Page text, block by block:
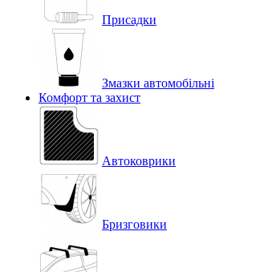
Присадки
Змазки автомобільні
Комфорт та захист
Автоковрики
Бризговики